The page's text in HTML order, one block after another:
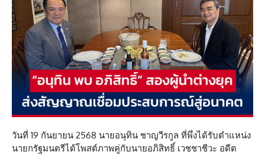
วันที่ 19 กันยายน 2568 นายอนุทิน ชาญวีรกูล ที่พึ่งได้รับตำแหน่ง
นายกรัฐมนตรีได้โพสต์ภาพคู่กับนายอภิสิทธิ์ เวชชาชีวะ อดีต